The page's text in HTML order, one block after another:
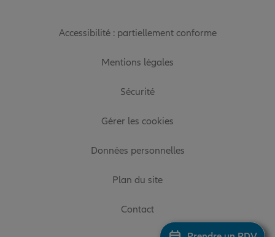
Accessibilité : partiellement conforme
Mentions légales
Sécurité
Gérer les cookies
Données personnelles
Plan du site
Contact